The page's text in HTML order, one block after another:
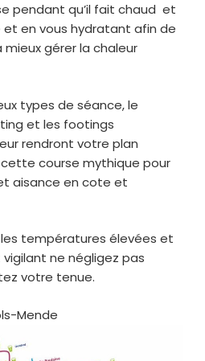
pendant qu’il fait chaud et
et en vous hydratant afin de
gérer la chaleur
types de séance, le
et les footings
rendront votre plan
course mythique pour
aisance en cote et
températures élevées et
vigilant ne négligez pas
votre tenue.
Mende